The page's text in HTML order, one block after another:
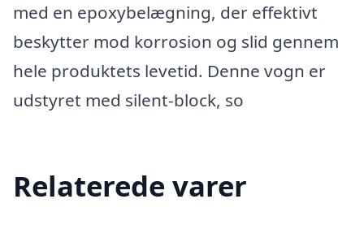
med en epoxybelægning, der effektivt
beskytter mod korrosion og slid gennem
hele produktets levetid. Denne vogn er
udstyret med silent-block, so
Relaterede varer